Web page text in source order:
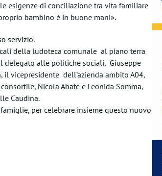
esigenze di conciliazione tra vita familiare
bambino è in buone mani».
servizio.
della ludoteca comunale al piano terra
delegato alle politiche sociali, Giuseppe
il vicepresidente dell’azienda ambito A04,
Nicola Abate e Leonida Somma,
Caudina.
per celebrare insieme questo nuovo